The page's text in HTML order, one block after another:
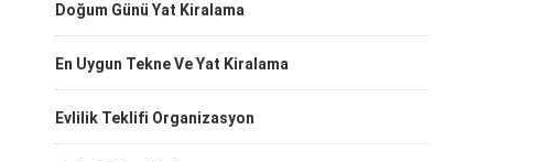
Doğum Günü Yat Kiralama
En Uygun Tekne Ve Yat Kiralama
Evlilik Teklifi Organizasyon